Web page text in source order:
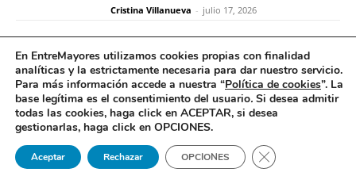
Cristina Villanueva - julio 17, 2026
Convive abre el plazo de
inscripción para estudiantes
y celebra 30 años uniendo a
jóvenes y mayores en Madrid
Redacción EM - julio 17, 2026
En EntreMayores utilizamos cookies propias con finalidad
analíticas y la estrictamente necesaria para dar nuestro servicio.
Para más información accede a nuestra “Política de cookies”. La
base legítima es el consentimiento del usuario. Si desea admitir
todas las cookies, haga click en ACEPTAR, si desea
gestionarlas, haga click en OPCIONES.
Aceptar Rechazar OPCIONES Cerrar el banner